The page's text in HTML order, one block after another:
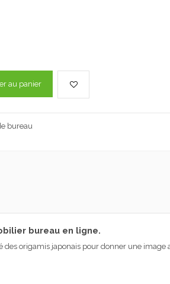
au panier
bureau
bureau en ligne.
origamis japonais pour donner une image